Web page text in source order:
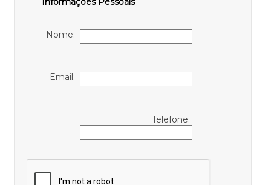
Nome:
Email:
Telefone: